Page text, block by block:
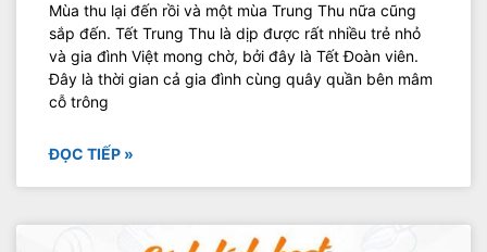
Mùa thu lại đến rồi và một mùa Trung Thu nữa cũng
sắp đến. Tết Trung Thu là dịp được rất nhiều trẻ nhỏ
và gia đình Việt mong chờ, bởi đây là Tết Đoàn viên.
Đây là thời gian cả gia đình cùng quây quần bên mâm
cỗ trông
ĐỌC TIẾP »